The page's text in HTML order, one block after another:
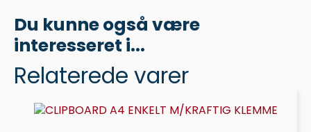
Du kunne også være
interesseret i...
Relaterede varer